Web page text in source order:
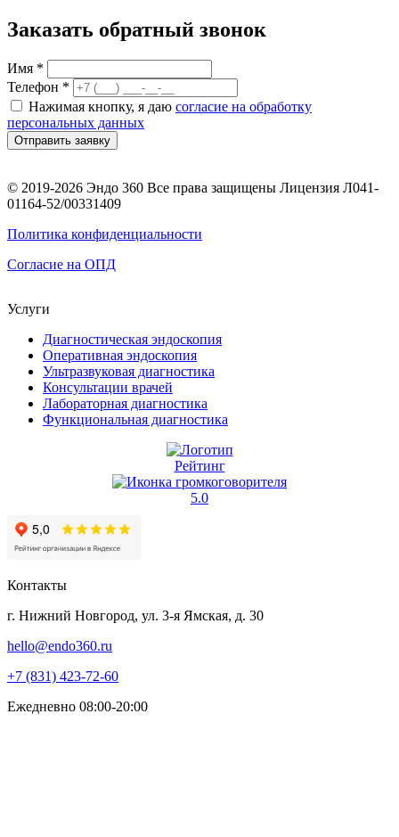
Заказать обратный звонок
Имя *
Телефон *
Нажимая кнопку, я даю согласие на обработку
персональных данных
Отправить заявку
© 2019-2026 Эндо 360 Все права защищены Лицензия Л041-
01164-52/00331409
Политика конфиденциальности
Согласие на ОПД
Услуги
Диагностическая эндоскопия
Оперативная эндоскопия
Ультразвуковая диагностика
Консультации врачей
Лабораторная диагностика
Функциональная диагностика
Рейтинг
5.0
Контакты
г. Нижний Новгород, ул. 3-я Ямская, д. 30
hello@endo360.ru
+7 (831) 423-72-60
Ежедневно 08:00-20:00